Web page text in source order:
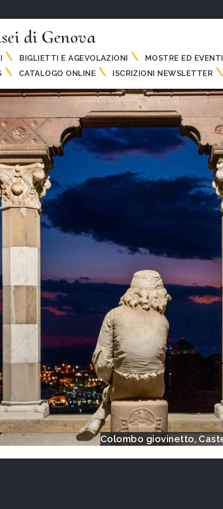
di Genova
BIGLIETTI E AGEVOLAZIONI MOSTRE ED EVENTI
CATALOGO ONLINE ISCRIZIONI NEWSLETTER